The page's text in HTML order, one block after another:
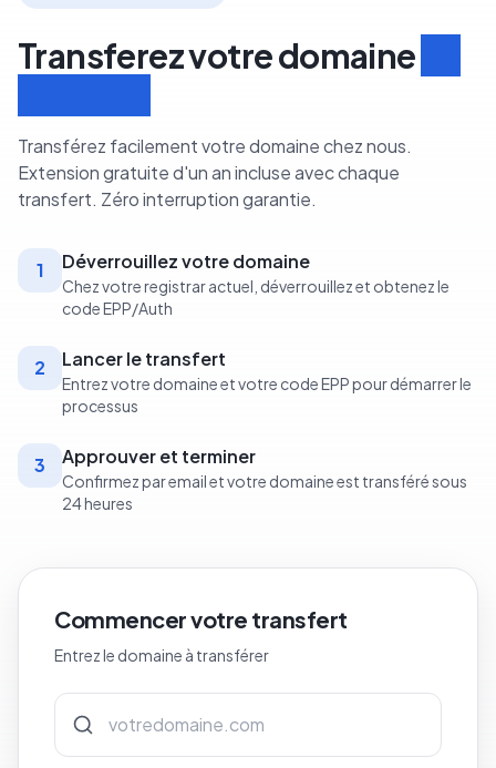
Transferez votre domaine
Transférez facilement votre domaine chez nous.
Extension gratuite d'un an incluse avec chaque
transfert. Zéro interruption garantie.
1 Déverrouillez votre domaine
Chez votre registrar actuel, déverrouillez et obtenez le
code EPP/Auth
2 Lancer le transfert
Entrez votre domaine et votre code EPP pour démarrer le
processus
3 Approuver et terminer
Confirmez par email et votre domaine est transféré sous
24 heures
Commencer votre transfert
Entrez le domaine à transférer